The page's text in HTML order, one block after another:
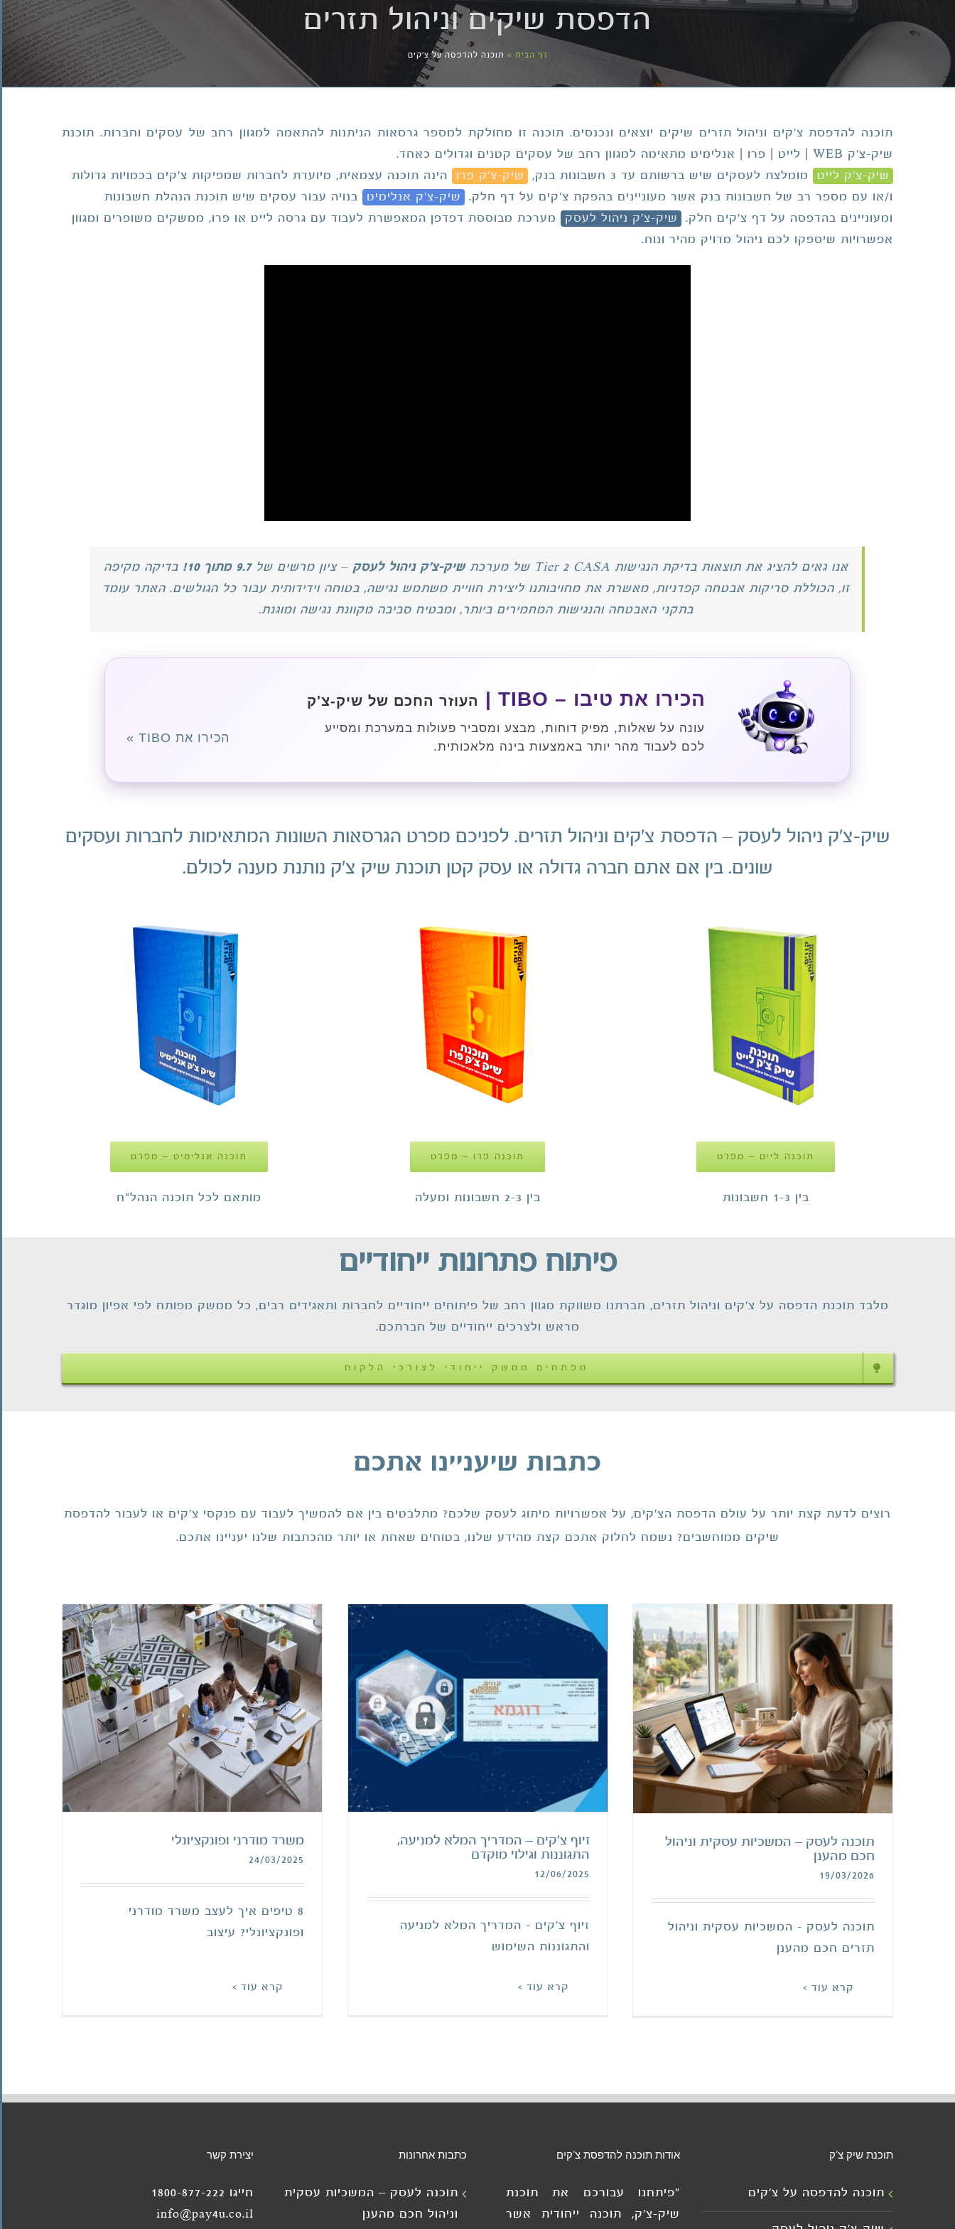
הדפסת שיקים וניהול תזרים
דף הבית » תוכנה להדפסה על צ'קים
תוכנה להדפסת צ'קים וניהול תזרים שיקים יוצאים ונכנסים. תוכנה זו מחולקת למספר גרסאות הניתנות להתאמה למגוון רחב של עסקים וחברות. תוכנת
שיק-צ'ק WEB | לייט | פרו | אנלימיט מתאימה למגוון רחב של עסקים קטנים וגדולים כאחד.
שיק-צ'ק לייט
מומלצת לעסקים שיש ברשותם עד 3 חשבונות בנק, שיק-צ'ק פרו
הינה תוכנה עצמאית, מיועדת לחברות שמפיקות צ'קים בכמויות גדולות
ו/או עם מספר רב של חשבונות בנק אשר מעוניינים בהפקת צ'קים על דף חלק.
שיק-צ'ק אנלימיט
בנויה עבור עסקים שיש תוכנת הנהלת חשבונות
ומעוניינים בהדפסה על דף צ'קים חלק.
שיק-צ'ק ניהול לעסק
מערכת מבוססת דפדפן המאפשרת לעבוד עם גרסה לייט או פרו, ממשקים משופרים ומגוון
אפשרויות שיספקו לכם ניהול מדויק מהיר ונוח.
אנו גאים להציג את תוצאות בדיקת הנגישות Tier 2 CASA של מערכת שיק-צ'ק ניהול לעסק – ציון מרשים של9.7 מתוך 10!
בדיקה מקיפה
זו, הכוללת סריקות אבטחה קפדניות, מאשרת את מחויבותנו ליצירת חוויית משתמש נגישה, בטוחה וידידותית עבור כל הגולשים. האתר עומד
בתקני האבטחה והנגישות המחמירים ביותר, ומבטיח סביבה מקוונת נגישה ומוגנת.
הכירו את טיבו – TIBO | העוזר החכם של שיק-צ'ק
עונה על שאלות, מפיק דוחות, מבצע ומסביר פעולות במערכת ומסייע
לכם לעבוד מהר יותר באמצעות בינה מלאכותית.
הכירו את TIBO »
שיק-צ'ק ניהול לעסק – הדפסת צ'קים וניהול תזרים. לפניכם מפרט הגרסאות השונות המתאימות לחברות ועסקים
שונים. בין אם אתם חברה גדולה או עסק קטן תוכנת שיק צ'ק נותנת מענה לכולם.
תוכנה לייט – מפרט
בין 1-3 חשבונות
תוכנה פרו – מפרט
בין 2-3 חשבונות ומעלה
תוכנה אנלימיט – מפרט
מותאם לכל תוכנה הנהל"ח
פיתוח פתרונות ייחודיים
מלבד תוכנת הדפסה על צ'קים וניהול תזרים, חברתנו משווקת מגוון רחב של פיתוחים ייחודיים לחברות ותאגידים רבים, כל ממשק מפותח לפי אפיון מוגדר
מראש ולצרכים ייחודיים של חברתכם.
מפתחים ממשק ייחודי לצורכי הלקוח
כתבות שיעניינו אתכם
רוצים לדעת קצת יותר על עולם הדפסת הצ'קים, על אפשרויות מיתוג לעסק שלכם? מתלבטים בין אם להמשיך לעבוד עם פנקסי צ'קים או לעבור להדפסת
שיקים ממוחשבים? נשמח לחלוק אתכם קצת מהידע שלנו, בטוחים שאחת או יותר מהכתבות שלנו יעניינו אתכם.
חכם מהענן
תוכנה לעסק – המשכיות עסקית וניהול
חכם מהענן
19/03/2026
תוכנה לעסק - המשכיות עסקית וניהול
תזרים חכם מהענן
קרא עוד >
התגוננות וגילוי מוקדם
אבטחה מדפסת צ'קים
מידע לעסקים
זיוף צ'קים – המדריך המלא למניעה,
התגוננות וגילוי מוקדם
12/06/2025
זיוף צ'קים - המדריך המלא למניעה
והתגוננות השימוש
קרא עוד >
משרד מודרני ופונקציונלי
משרד מודרני ופונקציונלי
24/03/2025
8 טיפים איך לעצב משרד מודרני
ופונקציונלי? עיצוב
קרא עוד >
תוכנת שיק צ'ק
תוכנה להדפסה על צ’קים
אודות תוכנה להדפסת צ'קים
"פיתחנו עבורכם את תוכנת
שיק-צ'ק, תוכנה ייחודית אשר
כתבות אחרונות
תוכנה לעסק – המשכיות עסקית
וניהול חכם מהענן
יצירת קשר
חייגו 1800-877-222
info@pay4u.co.il